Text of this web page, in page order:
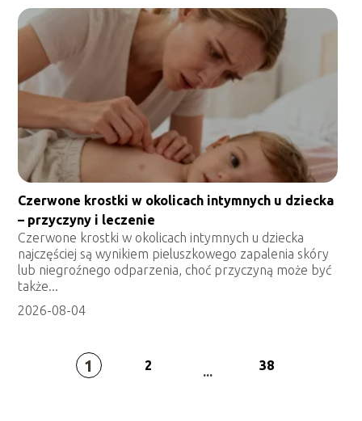
Czerwone krostki w okolicach intymnych u dziecka
– przyczyny i leczenie
Czerwone krostki w okolicach intymnych u dziecka
najczęściej są wynikiem pieluszkowego zapalenia skóry
lub niegroźnego odparzenia, choć przyczyną może być
także...
2026-08-04
1 2 ... 38